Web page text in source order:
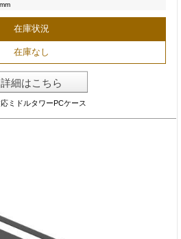
在庫状況
在庫なし
詳細はこちら
ミドルタワーPCケース